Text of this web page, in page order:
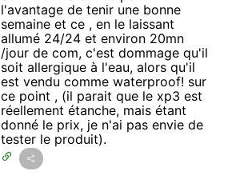
l'avantage de tenir une bonne
semaine et ce , en le laissant
allumé 24/24 et environ 20mn
/jour de com, c'est dommage qu'il
soit allergique à l'eau, alors qu'il
est vendu comme waterproof! sur
ce point , (il parait que le xp3 est
réellement étanche, mais étant
donné le prix, je n'ai pas envie de
tester le produit).